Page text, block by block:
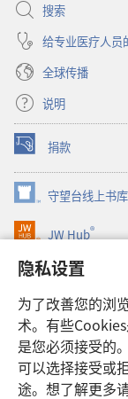
隐私设置
为了改善您的浏
术。有些
是您必须接受的
可以选择接受或
途。想了解更多
搜索
给专业医疗人员
全球传播
说明
捐款
（打
开
新
窗
口）
守望台线上书库
（打
开
新
口）
JW Hub®
（打
开
新
口）
JW Library®
Watchtower